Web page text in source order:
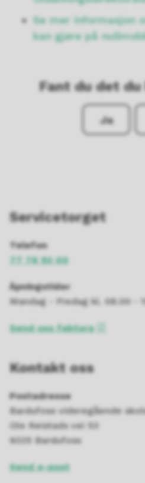
Se mer informasjon
kan gjøre på
Fant du det
Ja
Servicetorget
Telefon
77 78 93 00
Åpningstider
Mandag - Fredag kl. 08.00 -
Send oss faktura
Kontakt oss
Postadresse
Bardufoss videregående
Ole Reistads vei 53
9325 Bardufoss
Send e-post